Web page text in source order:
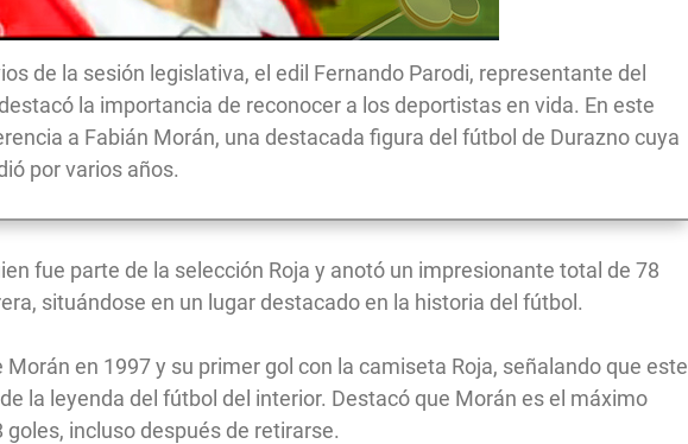
de la sesión legislativa, el edil Fernando Parodi, representante del
la importancia de reconocer a los deportistas en vida. En este
a Fabián Morán, una destacada figura del fútbol de Durazno cuya
por varios años.
fue parte de la selección Roja y anotó un impresionante total de 78
situándose en un lugar destacado en la historia del fútbol.
Morán en 1997 y su primer gol con la camiseta Roja, señalando que este
la leyenda del fútbol del interior. Destacó que Morán es el máximo
incluso después de retirarse.